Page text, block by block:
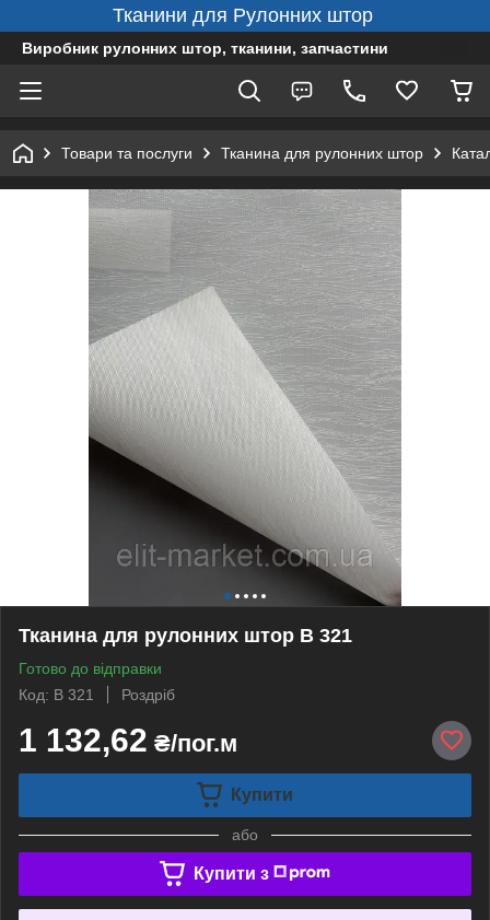
Тканини для Рулонних штор
Виробник рулонних штор, тканини, запчастини
Товари та послуги Тканина для рулонних штор
Тканина для рулонних штор В 321
Готово до відправки
Код: B 321
Роздріб
1 132,62 ₴/пог.м
Купити
або
Купити з